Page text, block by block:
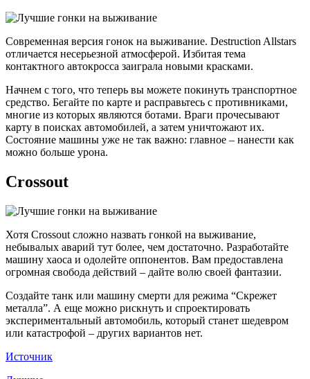
Современная версия гонок на выживание. Destruction Allstars
отличается несерьезной атмосферой. Избитая тема
контактного автокросса заиграла новыми красками.
Начнем с того, что теперь вы можете покинуть транспортное
средство. Бегайте по карте и расправьтесь с противниками,
многие из которых являются ботами. Враги прочесывают
карту в поисках автомобилей, а затем уничтожают их.
Состояние машины уже не так важно: главное – нанести как
можно больше урона.
Crossout
Хотя Crossout сложно назвать гонкой на выживание,
небывалых аварий тут более, чем достаточно. Разработайте
машину хаоса и одолейте оппонентов. Вам предоставлена
огромная свобода действий – дайте волю своей фантазии.
Создайте танк или машину смерти для режима “Скрежет
металла”. А еще можно рискнуть и спроектировать
экспериментальный автомобиль, который станет шедевром
или катастрофой – других вариантов нет.
Источник